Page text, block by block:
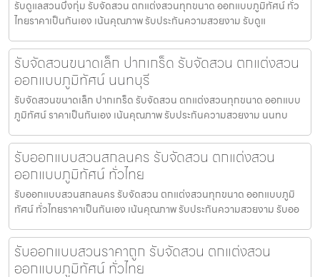
รับดูแลสวนบึงกุ่ม รับจัดสวน ตกแต่งสวนทุกขนาด ออกแบบภูมิทัศน์ ทั่ว
ไทยราคาเป็นกันเอง เน้นคุณภาพ รับประกันความสวยงาม รับดูแ
รับจัดสวนขนาดเล็ก ปากเกร็ด รับจัดสวน ตกแต่งสวน
ออกแบบภูมิทัศน์ นนทบุรี
รับจัดสวนขนาดเล็ก ปากเกร็ด รับจัดสวน ตกแต่งสวนทุกขนาด ออกแบบ
ภูมิทัศน์ ราคาเป็นกันเอง เน้นคุณภาพ รับประกันความสวยงาม นนทบ
รับออกแบบสวนสกลนคร รับจัดสวน ตกแต่งสวน
ออกแบบภูมิทัศน์ ทั่วไทย
รับออกแบบสวนสกลนคร รับจัดสวน ตกแต่งสวนทุกขนาด ออกแบบภูมิ
ทัศน์ ทั่วไทยราคาเป็นกันเอง เน้นคุณภาพ รับประกันความสวยงาม รับออ
รับออกแบบสวนราคาถูก รับจัดสวน ตกแต่งสวน
ออกแบบภูมิทัศน์ ทั่วไทย